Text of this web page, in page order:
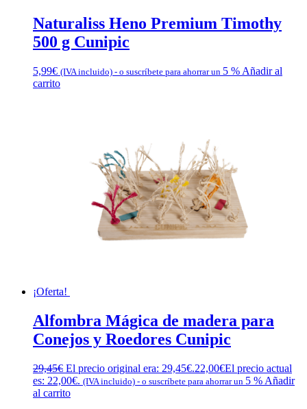
Naturaliss Heno Premium Timothy
500 g Cunipic
5,99€ (IVA incluido) - o suscríbete para ahorrar un 5 % Añadir al
carrito
¡Oferta!
Alfombra Mágica de madera para
Conejos y Roedores Cunipic
29,45€ El precio original era: 29,45€.22,00€El precio actual
es: 22,00€. (IVA incluido) - o suscríbete para ahorrar un 5 % Añadir
al carrito